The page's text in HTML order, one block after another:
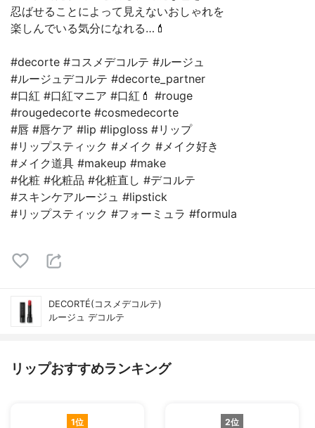
忍ばせることによって見えないおしゃれを
楽しんでいる気分になれる…💄
#decorte #コスメデコルテ #ルージュ
#ルージュデコルテ #decorte_partner
#口紅 #口紅マニア #口紅💄 #rouge
#rougedecorte #cosmedecorte
#唇 #唇ケア #lip #lipgloss #リップ
#リップスティック #メイク #メイク好き
#メイク道具 #makeup #make
#化粧 #化粧品 #化粧直し #デコルテ
#スキンケアルージュ #lipstick
#リップスティック #フォーミュラ #formula
DECORTÉ(コスメデコルテ)
ルージュ デコルテ
リップおすすめランキング
1位 2位